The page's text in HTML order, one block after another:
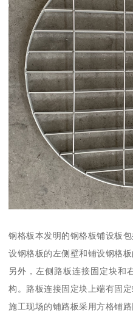
钢格板本发明的钢格板铺设板
设钢格板的左侧壁和铺设钢格
另外，左侧路板连接固定块和
构。路板连接固定块上端有固
施工现场的铺路板采用方格铺